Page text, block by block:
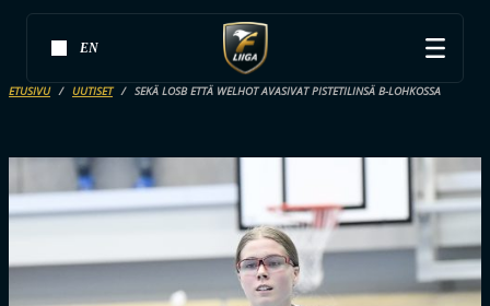
EN
ETUSIVU UUTISET SEKÄ LOSB ETTÄ WELHOT AVASIVAT PISTETILINSÄ B-LOHKOSSA